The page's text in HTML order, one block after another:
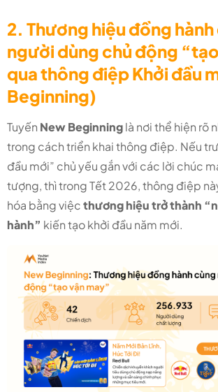
2. Thương hiệu đồng
người dùng chủ động
qua thông điệp Khởi đầu
Beginning)
Tuyến New Beginninglà nơi thể hiện rõ
trong cách triển khai thông điệp. Nếu
đầu mới” chủ yếu gắn với các lời chúc
tượng, thì trong Tết 2026, thông điệp
hóa bằng việcthương hiệu trở thành
hành” kiến tạo khởi đầu năm mới.